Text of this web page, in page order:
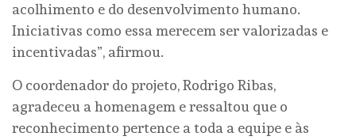
acolhimento e do desenvolvimento humano.
Iniciativas como essa merecem ser valorizadas e
incentivadas”, afirmou.
O coordenador do projeto, Rodrigo Ribas,
agradeceu a homenagem e ressaltou que o
reconhecimento pertence a toda a equipe e às